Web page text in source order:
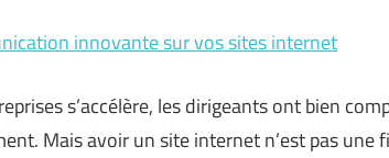
innovante sur vos sites internet
s’accélère, les dirigeants ont bien
Mais avoir un site internet n’est pas